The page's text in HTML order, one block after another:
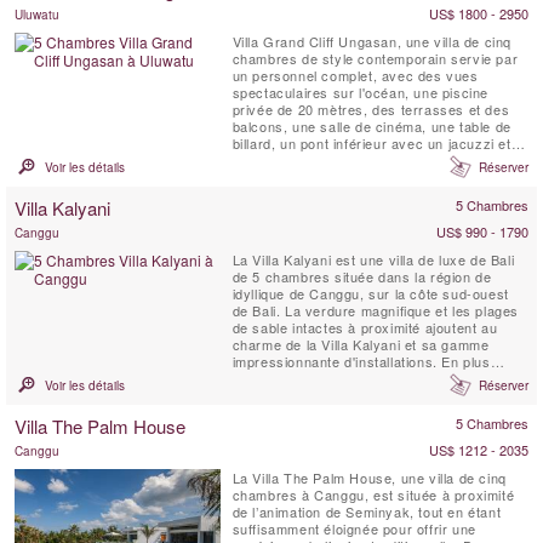
Uluwatu
US$ 1800 - 2950
Villa Grand Cliff Ungasan, une villa de cinq
chambres de style contemporain servie par
un personnel complet, avec des vues
spectaculaires sur l'océan, une piscine
privée de 20 mètres, des terrasses et des
balcons, une salle de cinéma, une table de
billard, un pont inférieur avec un jacuzzi et
un belvédère de relaxation . Cette villa
exceptionnelle à Bali est située dans
d'une falaise sur la spectaculaire péninsule
Voir les détails Réserver
Villa Kalyani 5 Chambres
Canggu
US$ 990 - 1790
La Villa Kalyani est une villa de luxe de Bali
de 5 chambres située dans la région de
idyllique de Canggu, sur la côte sud-ouest
de Bali. La verdure magnifique et les plages
de sable intactes à proximité ajoutent au
charme de la Villa Kalyani et sa gamme
impressionnante d'installations. En plus
d'être une promenade raisonnable de la
plage, elle dispose commodités comme une
projection, des enceintes extérieures, une
Voir les détails Réserver
Villa The Palm House 5 Chambres
Canggu
US$ 1212 - 2035
La Villa The Palm House, une villa de cinq
chambres à Canggu, est située à proximité
de l’animation de Seminyak, tout en étant
suffisamment éloignée pour offrir une